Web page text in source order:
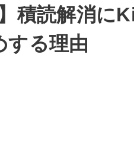
】積読解消
する理由